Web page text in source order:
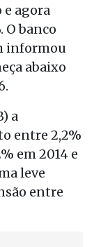
e agora
O banco
informou
abaixo
a
entre 2,2%
em 2014 e
leve
entre